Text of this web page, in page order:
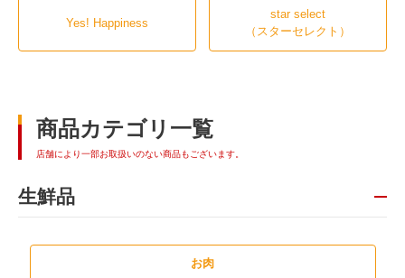
Yes! Happiness
star select
（スターセレクト）
商品カテゴリ一覧
店舗により一部お取扱いのない商品もございます。
生鮮品
お肉